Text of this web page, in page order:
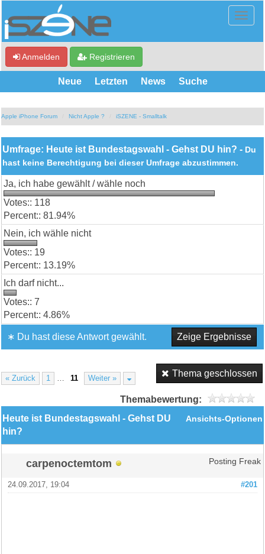
Anmelden Registrieren
Neue Letzten News Suche
Apple iPhone Forum Nicht Apple ? iSZENE - Smalltalk
Umfrage: Heute ist Bundestagswahl - Gehst DU hin? - Du
hast keine Berechtigung bei dieser Umfrage abzustimmen.
Ja, ich habe gewählt / wähle noch
118
81.94%
Nein, ich wähle nicht
19
13.19%
Ich darf nicht...
7
4.86%
∗ Du hast diese Antwort gewählt. Zeige Ergebnisse
« Zurück 1 11 Weiter » Thema geschlossen
Themabewertung:
Ansichts-Optionen
Heute ist Bundestagswahl - Gehst DU
hin?
carpenoctemtom Posting Freak
#201
24.09.2017, 19:04